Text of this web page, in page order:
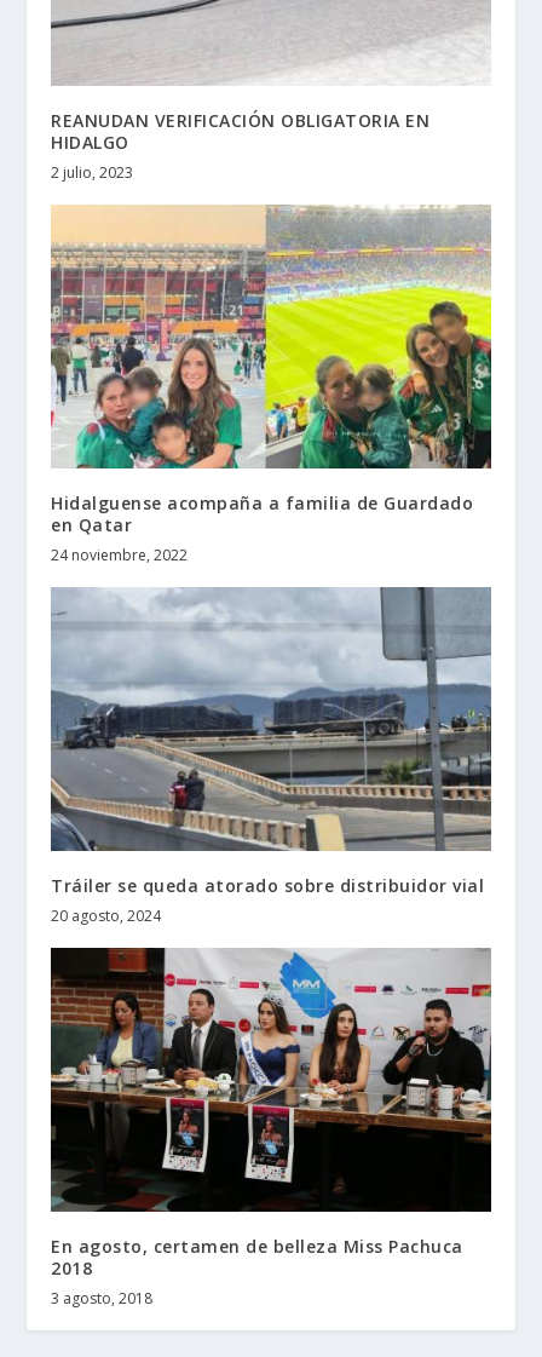
REANUDAN VERIFICACIÓN OBLIGATORIA EN
HIDALGO
2 julio, 2023
Hidalguense acompaña a familia de Guardado
en Qatar
24 noviembre, 2022
Tráiler se queda atorado sobre distribuidor vial
20 agosto, 2024
En agosto, certamen de belleza Miss Pachuca
2018
3 agosto, 2018